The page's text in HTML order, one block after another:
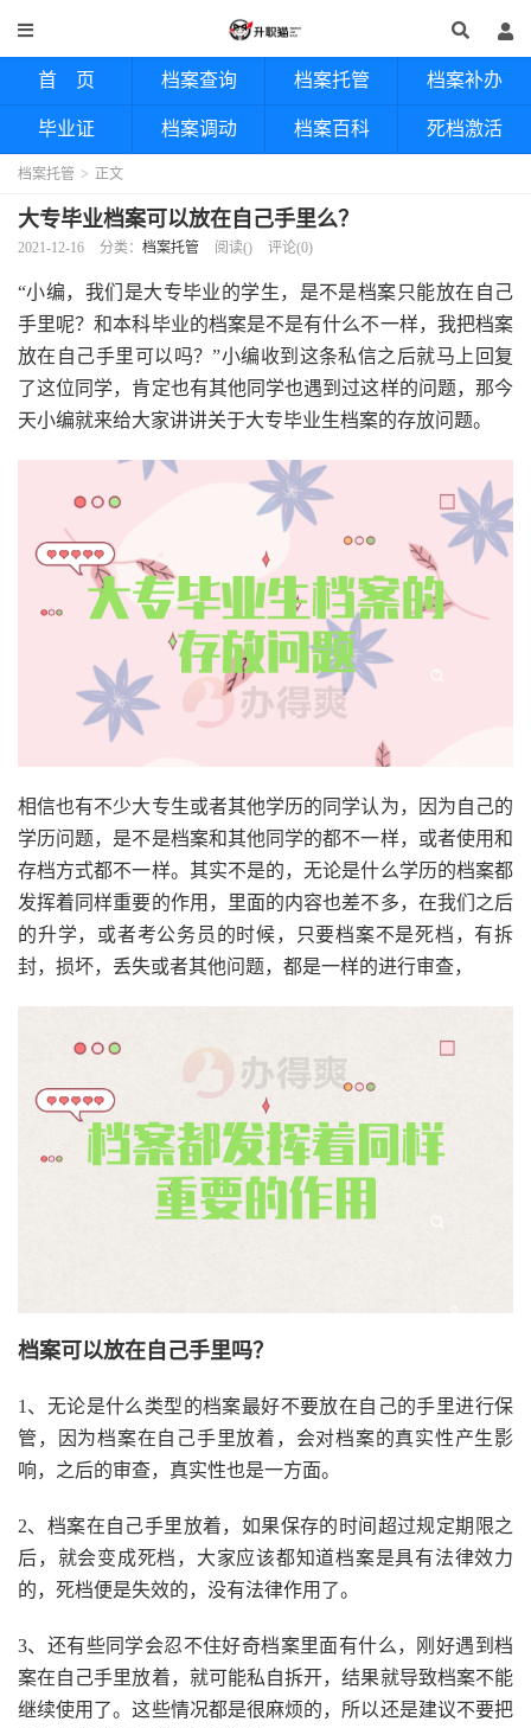
首 页 档案查询 档案托管 档案补办
毕业证 档案调动 档案百科 死档激活
档案托管 > 正文
大专毕业档案可以放在自己手里么？
2021-12-16 分类： 档案托管 阅读() 评论(0)
“小编，我们是大专毕业的学生，是不是档案只能放在自己
手里呢？和本科毕业的档案是不是有什么不一样，我把档案
放在自己手里可以吗？”小编收到这条私信之后就马上回复
了这位同学，肯定也有其他同学也遇到过这样的问题，那今
天小编就来给大家讲讲关于大专毕业生档案的存放问题。
相信也有不少大专生或者其他学历的同学认为，因为自己的
学历问题，是不是档案和其他同学的都不一样，或者使用和
存档方式都不一样。其实不是的，无论是什么学历的档案都
发挥着同样重要的作用，里面的内容也差不多，在我们之后
的升学，或者考公务员的时候，只要档案不是死档，有拆
封，损坏，丢失或者其他问题，都是一样的进行审查，
档案可以放在自己手里吗？
1、无论是什么类型的档案最好不要放在自己的手里进行保
管，因为档案在自己手里放着，会对档案的真实性产生影
响，之后的审查，真实性也是一方面。
2、档案在自己手里放着，如果保存的时间超过规定期限之
后，就会变成死档，大家应该都知道档案是具有法律效力
的，死档便是失效的，没有法律作用了。
3、还有些同学会忍不住好奇档案里面有什么，刚好遇到档
案在自己手里放着，就可能私自拆开，结果就导致档案不能
继续使用了。这些情况都是很麻烦的，所以还是建议不要把